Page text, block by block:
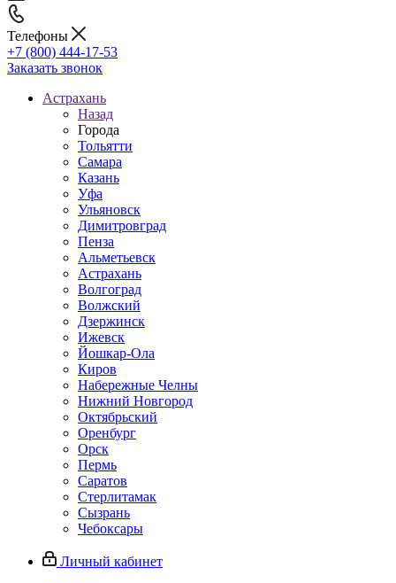
Телефоны
+7 (800) 444-17-53
Заказать звонок
Астрахань
Назад
Города
Тольятти
Самара
Казань
Уфа
Ульяновск
Димитровград
Пенза
Альметьевск
Астрахань
Волгоград
Волжский
Дзержинск
Ижевск
Йошкар-Ола
Киров
Набережные Челны
Нижний Новгород
Октябрьский
Оренбург
Орск
Пермь
Саратов
Стерлитамак
Сызрань
Чебоксары
Личный кабинет